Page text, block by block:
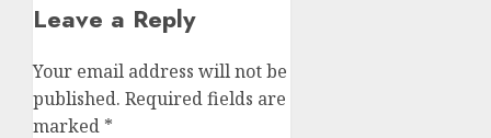
Leave a Reply
Your email address will not be
published. Required fields are
marked *